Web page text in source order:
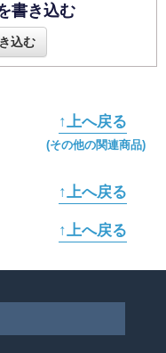
書き込む
込む
↑上へ戻る
(その他の関連商品)
↑上へ戻る
↑上へ戻る